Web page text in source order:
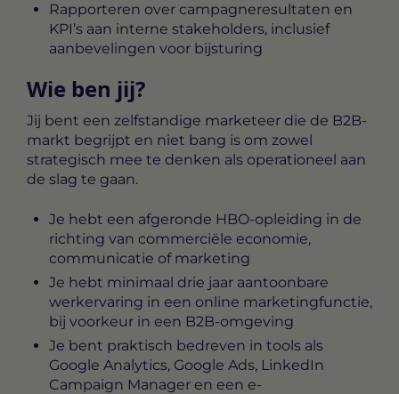
Rapporteren over campagneresultaten en
KPI’s aan interne stakeholders, inclusief
aanbevelingen voor bijsturing
Wie ben jij?
Jij bent een zelfstandige marketeer die de B2B-
markt begrijpt en niet bang is om zowel
strategisch mee te denken als operationeel aan
de slag te gaan.
Je hebt een afgeronde HBO-opleiding in de
richting van commerciële economie,
communicatie of marketing
Je hebt minimaal drie jaar aantoonbare
werkervaring in een online marketingfunctie,
bij voorkeur in een B2B-omgeving
Je bent praktisch bedreven in tools als
Google Analytics, Google Ads, LinkedIn
Campaign Manager en een e-